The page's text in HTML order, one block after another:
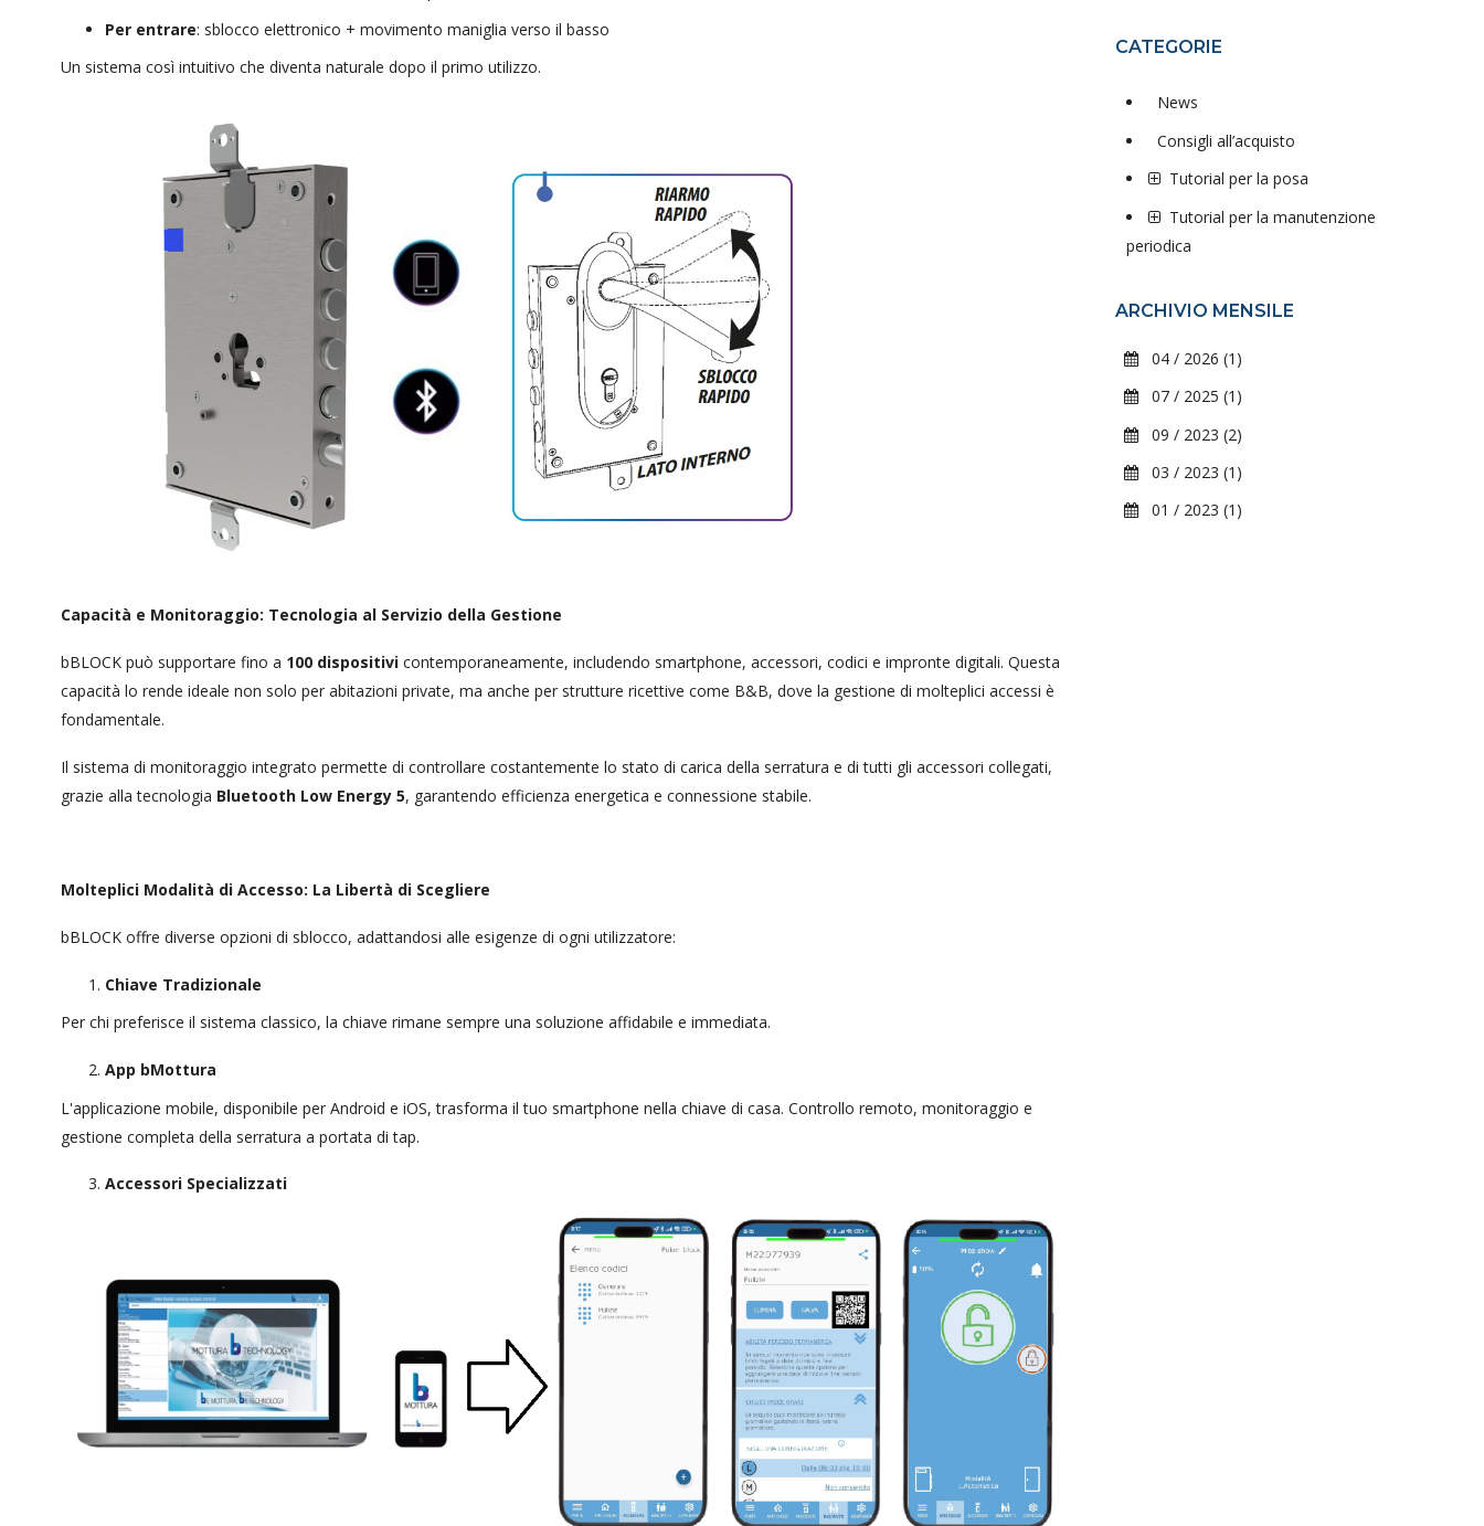
Per entrare: sblocco elettronico + movimento maniglia verso il basso
Un sistema così intuitivo che diventa naturale dopo il primo utilizzo.
Capacità e Monitoraggio: Tecnologia al Servizio della Gestione
bBLOCK può supportare fino a 100 dispositivi contemporaneamente, includendo smartphone, accessori, codici e impronte digitali. Questa
capacità lo rende ideale non solo per abitazioni private, ma anche per strutture ricettive come B&B, dove la gestione di molteplici accessi è
fondamentale.
Il sistema di monitoraggio integrato permette di controllare costantemente lo stato di carica della serratura e di tutti gli accessori collegati,
grazie alla tecnologia Bluetooth Low Energy 5, garantendo efficienza energetica e connessione stabile.
Molteplici Modalità di Accesso: La Libertà di Scegliere
bBLOCK offre diverse opzioni di sblocco, adattandosi alle esigenze di ogni utilizzatore:
Chiave Tradizionale
Per chi preferisce il sistema classico, la chiave rimane sempre una soluzione affidabile e immediata.
App bMottura
L'applicazione mobile, disponibile per Android e iOS, trasforma il tuo smartphone nella chiave di casa. Controllo remoto, monitoraggio e
gestione completa della serratura a portata di tap.
Accessori Specializzati
CATEGORIE
News
Consigli all’acquisto
Tutorial per la posa
Tutorial per la manutenzione
periodica
ARCHIVIO MENSILE
04 / 2026 (1)
07 / 2025 (1)
09 / 2023 (2)
03 / 2023 (1)
01 / 2023 (1)